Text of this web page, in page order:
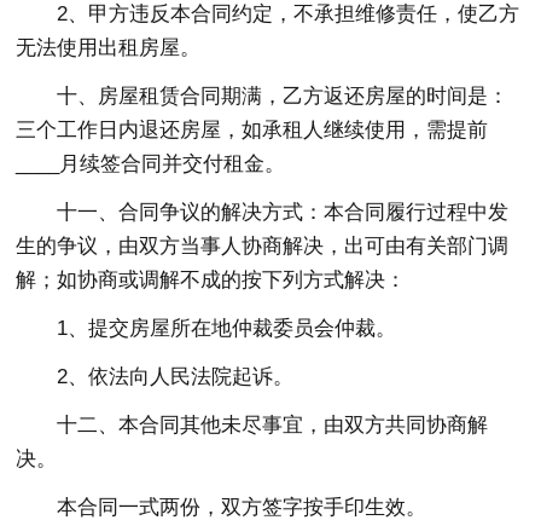
2、甲方违反本合同约定，不承担维修责任，使乙方
无法使用出租房屋。
十、房屋租赁合同期满，乙方返还房屋的时间是：
三个工作日内退还房屋，如承租人继续使用，需提前
____月续签合同并交付租金。
十一、合同争议的解决方式：本合同履行过程中发
生的争议，由双方当事人协商解决，出可由有关部门调
解；如协商或调解不成的按下列方式解决：
1、提交房屋所在地仲裁委员会仲裁。
2、依法向人民法院起诉。
十二、本合同其他未尽事宜，由双方共同协商解
决。
本合同一式两份，双方签字按手印生效。